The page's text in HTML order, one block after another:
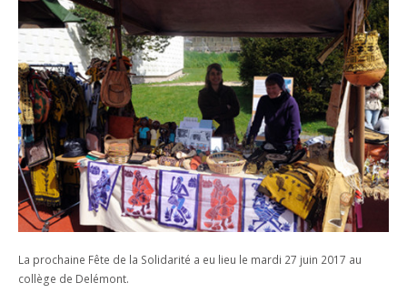
EN IMAGES
EDUCATION SEXUELLE
SÉANCES PARENTS
ACTIVITÉS ET ÉVÈNEMENTS
ABSENCES
ACCIDENTS
DEVOIRS ASSISTÉS
COURS FACULTATIFS
TRAVAILLEUSE SOCIALE SCOLAIRE
ORIENTATION PROFESSIONNELLE
ECHANGES ET SÉJOURS LINGUISTIQUES
TUTORIELS MITIC
CONCIERGERIE
RESTAURANT SCOLAIRE
MÉDIATHÈQUE
SALLE D'ÉTUDE
BESOINS ÉDUCATIFS PARTICULIERS
ACCÈS
BROCHURE
DOCUMENTS ADMINISTRATIFS
VACANCES SCOLAIRES
RÉSERVATION DE SALLES
Contact
La prochaine Fête de la Solidarité a eu lieu le mardi 27 juin 2017 au
collège de Delémont.